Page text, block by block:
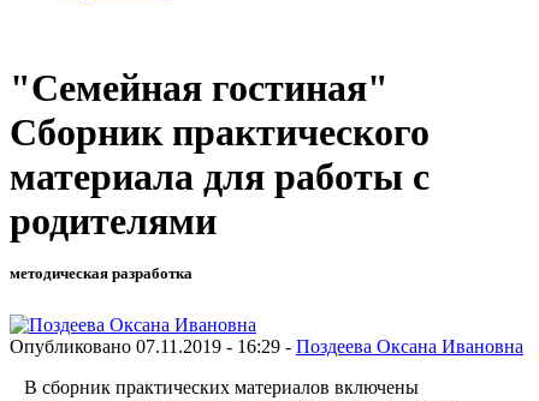
"Семейная гостиная"
Сборник практического
материала для работы с
родителями
методическая разработка
Опубликовано 07.11.2019 - 16:29 - Поздеева Оксана Ивановна
В сборник практических материалов включены